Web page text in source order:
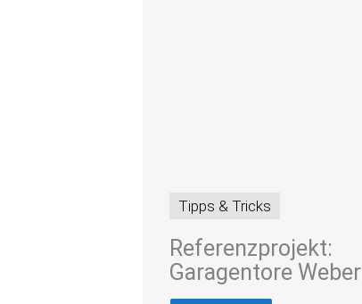
Tipps & Tricks
Referenzprojekt:
Garagentore Weber